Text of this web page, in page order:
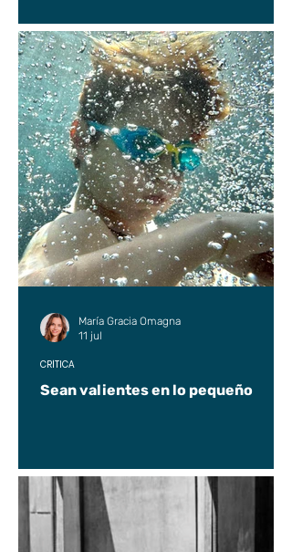
Sean valientes en lo pequeño
CRÍTICA
María Gracia Omagna
11 jul